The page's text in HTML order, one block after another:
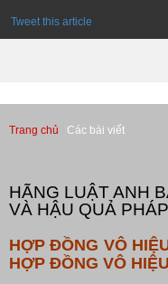
Tweet this article
Trang chủ Các bài viết
HÃNG LUẬT ANH
VÀ HẬU QUẢ
HỢP ĐỒNG VÔ
HỢP ĐỒNG VÔ